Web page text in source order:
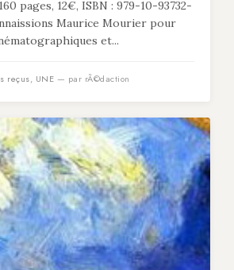
pages, 12€, ISBN : 979-10-93732-
Maurice Mourier pour
et...
reçus, UNE — par rÃ©daction